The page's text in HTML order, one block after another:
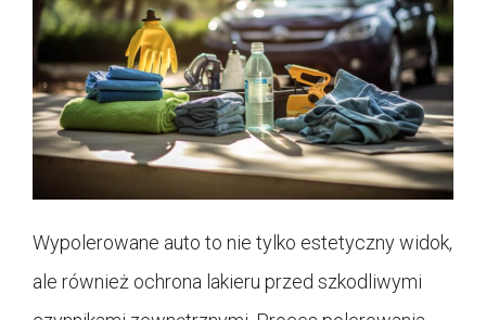
Wypolerowane auto to nie tylko estetyczny widok,
ale również ochrona lakieru przed szkodliwymi